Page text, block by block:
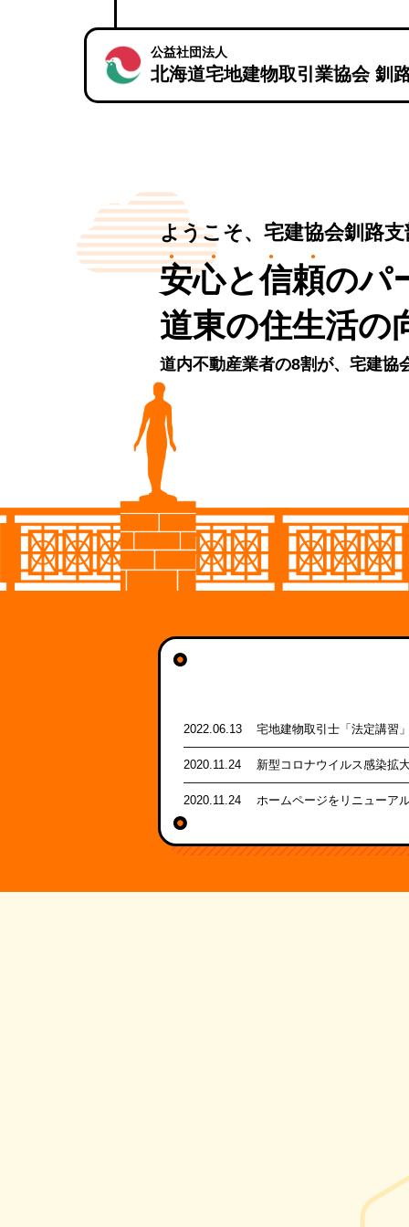
公益社団法人
北海道宅地建物取引業協会 釧
ようこそ、宅建協会釧路
安心
●●
と信頼
●●
のパ
道東の住生活の
道内不動産業者の8割が、宅建協
2022.06.13 宅地建物取引士「法定講習
2020.11.24 新型コロナウイルス感染拡
2020.11.24 ホームページをリニューア